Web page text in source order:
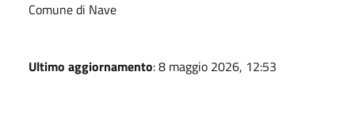
Comune di Nave
Ultimo aggiornamento: 8 maggio 2026, 12:53